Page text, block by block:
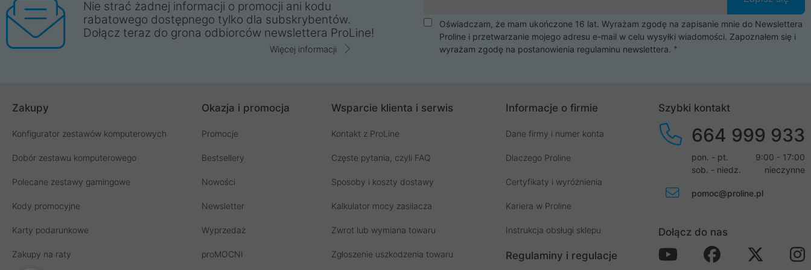
Nie strać żadnej informacji o promocji ani kodu
rabatowego dostępnego tylko dla subskrybentów.
Dołącz teraz do grona odbiorców newslettera ProLine!
Więcej informacji
Oświadczam, że mam ukończone 16 lat. Wyrażam zgodę na zapisanie mnie do Newslettera
Proline i przetwarzanie mojego adresu e-mail w celu wysyłki wiadomości. Zapoznałem się i
wyrażam zgodę na postanowienia regulaminu newslettera.
Zakupy
Konfigurator zestawów komputerowych
Dobór zestawu komputerowego
Polecane zestawy gamingowe
Kody promocyjne
Karty podarunkowe
Zakupy na raty
Okazja i promocja
Promocje
Bestsellery
Nowości
Newsletter
Wyprzedaż
proMOCNI
Wsparcie klienta i serwis
Kontakt z ProLine
Częste pytania, czyli FAQ
Sposoby i koszty dostawy
Kalkulator mocy zasilacza
Zwrot lub wymiana towaru
Zgłoszenie uszkodzenia towaru
Informacje o firmie
Dane firmy i numer konta
Dlaczego Proline
Certyfikaty i wyróżnienia
Kariera w Proline
Instrukcja obsługi sklepu
Regulaminy i regulacje
Szybki kontakt
664 999 933
pon. - pt.
9:00 - 17:00
sob. - niedz.
nieczynne
pomoc@proline.pl
Dołącz do nas